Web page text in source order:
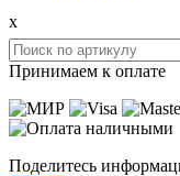
x
Принимаем к оплате
Поделитесь